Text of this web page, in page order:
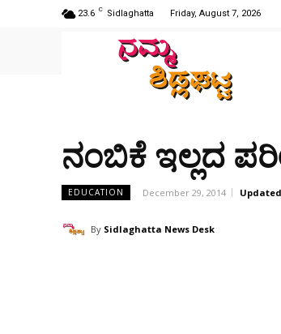
23.6 C Sidlaghatta Friday, August 7, 2026
ನಂಬಿಕೆ ಇಲ್ಲದ
EDUCATION December 29, 2014
By Sidlaghatta News Desk